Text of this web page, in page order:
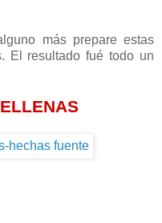
más prepare estas
El resultado fué todo un